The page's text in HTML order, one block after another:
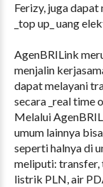
Ferizy, juga
_top up_ uang
AgenBRILink
menjalin
dapat melayani
secara _real time
Melalui
umum lainnya
seperti halnya di
meliputi: transfer,
listrik PLN, air